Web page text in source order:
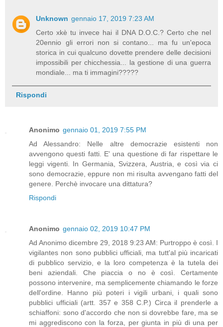
Unknown gennaio 17, 2019 7:23 AM
Certo xkè tu invece hai il DNA D.O.C.? Certo che nel
20ennio gli errori non si contano... ma fu un'epoca
storica in cui qualcuno dovette prendere delle decisioni
impossibili per chicchessia... la gestione di una guerra
mondiale... ma ti immagini?????
Rispondi
Anonimo gennaio 01, 2019 7:55 PM
Ad Alessandro: Nelle altre democrazie esistenti non
avvengono questi fatti. E' una questione di far rispettare le
leggi vigenti. In Germania, Svizzera, Austria, e così via ci
sono democrazie, eppure non mi risulta avvengano fatti del
genere. Perchè invocare una dittatura?
Rispondi
Anonimo gennaio 02, 2019 10:47 PM
Ad Anonimo dicembre 29, 2018 9:23 AM: Purtroppo è così. I
vigilantes non sono pubblici ufficiali, ma tutt'al più incaricati
di pubblico servizio, e la loro competenza è la tutela dei
beni aziendali. Che piaccia o no è così. Certamente
possono intervenire, ma semplicemente chiamando le forze
dell'ordine. Hanno più poteri i vigili urbani, i quali sono
pubblici ufficiali (artt. 357 e 358 C.P.) Circa il prenderle a
schiaffoni: sono d'accordo che non si dovrebbe fare, ma se
mi aggrediscono con la forza, per giunta in più di una per